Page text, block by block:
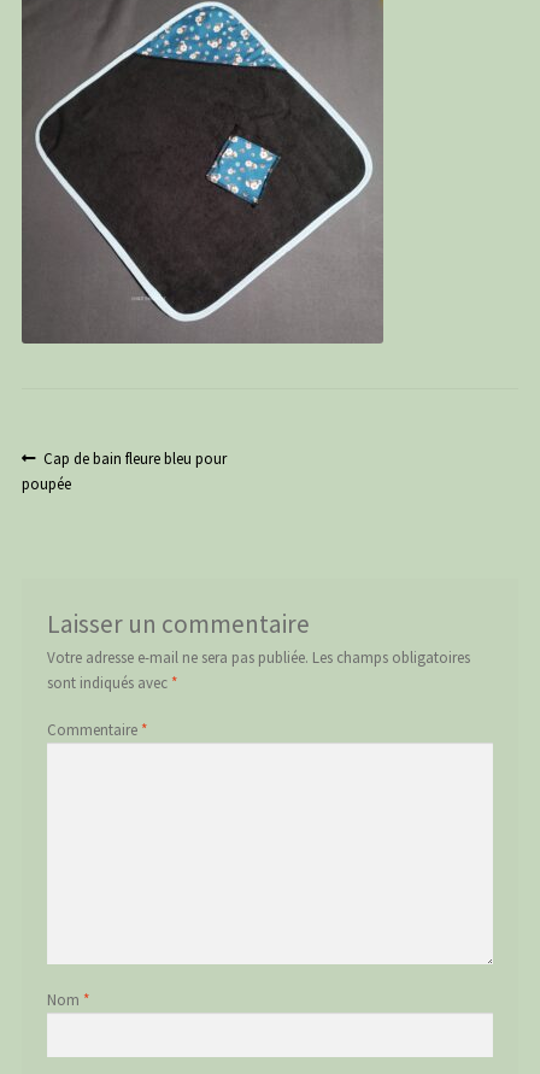
C G
Navigation
de
Article
précédent :
Cap de bain fleure bleu pour
poupée
Laisser un commentaire
Votre adresse e-mail ne sera pas publiée. Les champs obligatoires
sont indiqués avec *
Commentaire *
Nom *